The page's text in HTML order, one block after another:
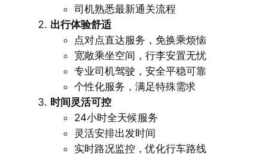
司机熟悉最新通关流程
出行体验舒适
点对点直达服务，免换乘烦恼
宽敞乘坐空间，行李安置无忧
专业司机驾驶，安全平稳可靠
个性化服务，满足特殊需求
时间灵活可控
24小时全天候服务
灵活安排出发时间
实时路况监控，优化行车路线